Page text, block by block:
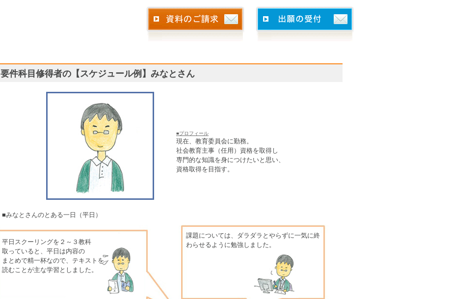
要件科目修得者の【スケジュール例】みなとさん
■プロフィール
現在、教育委員会に勤務。
社会教育主事（任用）資格を取得し
専門的な知識を身につけたいと思い、
資格取得を目指す。
■みなとさんのとある一日（平日）
平日スクーリングを２～３教科
取っていると、平日は内容の
まとめで精一杯なので、テキストを
読むことが主な学習としました。
課題については、ダラダラとやらずに一気に終
わらせるように勉強しました。